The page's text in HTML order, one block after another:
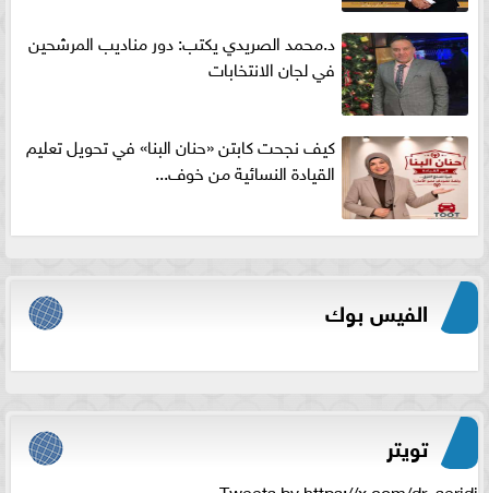
د.محمد الصريدي يكتب: دور مناديب المرشحين
في لجان الانتخابات
كيف نجحت كابتن «حنان البنا» في تحويل تعليم
القيادة النسائية من خوف...
الفيس بوك
تويتر